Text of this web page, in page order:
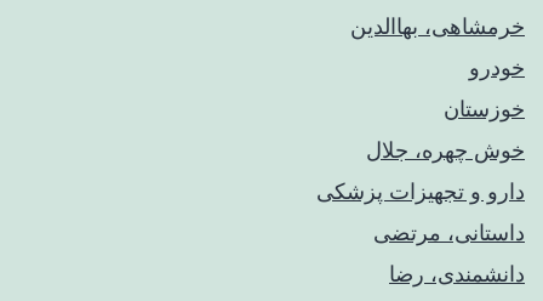
خرمشاهی، بهاالدین
خودرو
خوزستان
خوش چهره، جلال
دارو و تجهیزات پزشکی
داستانی، مرتضی
دانشمندی، رضا